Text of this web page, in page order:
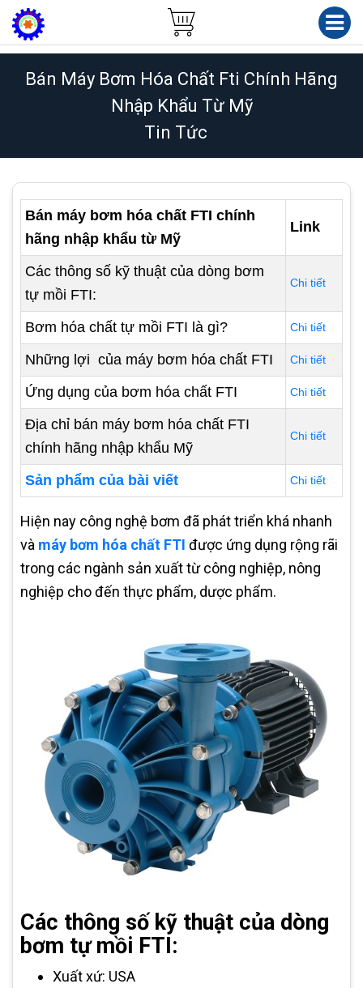
Bán Máy Bơm Hóa Chất Fti Chính Hãng
Nhập Khẩu Từ Mỹ
Tin Tức
Bán máy bơm hóa chất FTI chính
hãng nhập khẩu từ Mỹ
Link
Các thông số kỹ thuật của dòng bơm
tự mồi FTI:
Chi tiết
Bơm hóa chất tự mồi FTI là gì? Chi tiết
Những lợi của máy bơm hóa chất FTI Chi tiết
Ứng dụng của bơm hóa chất FTI Chi tiết
Địa chỉ bán máy bơm hóa chất FTI
chính hãng nhập khẩu Mỹ
Chi tiết
Sản phẩm của bài viết Chi tiết
Hiện nay công nghệ bơm đã phát triển khá nhanh
và máy bơm hóa chất FTI được ứng dụng rộng rãi
trong các ngành sản xuất từ công nghiệp, nông
nghiệp cho đến thực phẩm, dược phẩm.
Các thông số kỹ thuật của dòng
bơm tự mồi FTI:
Xuất xứ: USA